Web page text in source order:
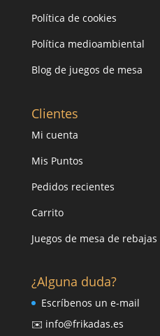
Política de cookies
Política medioambiental
Blog de juegos de mesa
Clientes
Mi cuenta
Mis Puntos
Pedidos recientes
Carrito
Juegos de mesa de rebajas
¿Alguna duda?
Escríbenos un e-mail
✉️ info@frikadas.es